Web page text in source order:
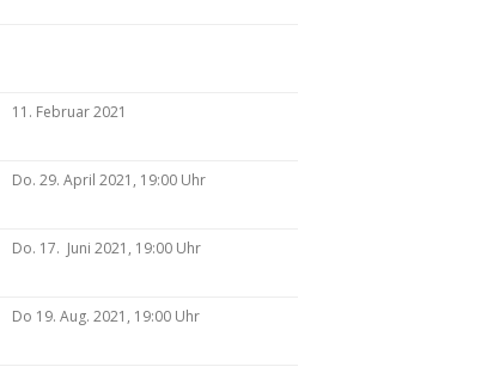
11. Februar 2021
Do. 29. April 2021, 19:00 Uhr
Do. 17. Juni 2021, 19:00 Uhr
Do 19. Aug. 2021, 19:00 Uhr